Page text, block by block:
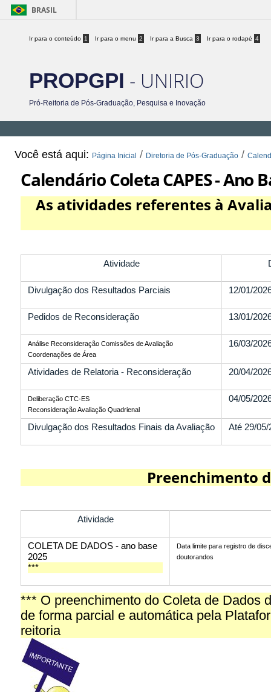
BRASIL
Ir para o conteúdo 1 Ir para o menu 2 Ir para a Busca 3 Ir para o rodapé 4
PROPGPI - UNIRIO
Pró-Reitoria de Pós-Graduação, Pesquisa e Inovação
Você está aqui: Página Inicial / Diretoria de Pós-Graduação /
Calendário Coleta CAPES - Ano
As atividades referentes à
Atividade
Divulgação dos Resultados Parciais 12/01/
Pedidos de Reconsideração 13/01/
Análise Reconsideração Comissões de Avaliação
Coordenações de Área
16/03/
Atividades de Relatoria - Reconsideração 20/04/
Deliberação CTC-ES
Reconsideração Avaliação Quadrienal
04/05/
Divulgação dos Resultados Finais da Avaliação Até 29/05/
Preenchimento
Atividade
COLETA DE DADOS - ano base
2025
***
Data limite para registro de
doutorandos
*** O preenchimento do Coleta de Dados
de forma parcial e automática pela
reitoria